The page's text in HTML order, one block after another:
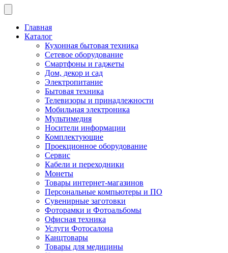
Главная
Каталог
Кухонная бытовая техника
Сетевое оборудование
Смартфоны и гаджеты
Дом, декор и сад
Электропитание
Бытовая техника
Телевизоры и принадлежности
Мобильная электроника
Мультимедия
Носители информации
Комплектующие
Проекционное оборудование
Сервис
Кабели и переходники
Монеты
Товары интернет-магазинов
Персональные компьютеры и ПО
Сувенирные заготовки
Фоторамки и Фотоальбомы
Офисная техника
Услуги Фотосалона
Канцтовары
Товары для медицины